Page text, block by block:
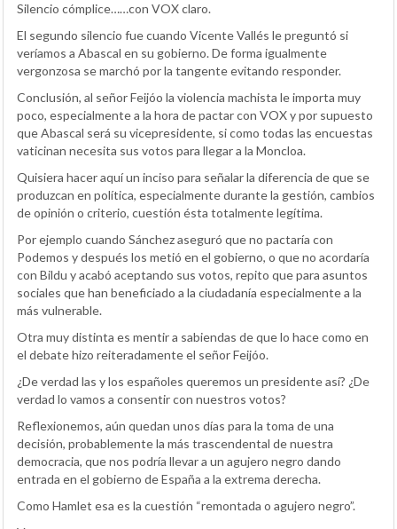
Silencio cómplice……con VOX claro.
El segundo silencio fue cuando Vicente Vallés le preguntó si
veríamos a Abascal en su gobierno. De forma igualmente
vergonzosa se marchó por la tangente evitando responder.
Conclusión, al señor Feijóo la violencia machista le importa muy
poco, especialmente a la hora de pactar con VOX y por supuesto
que Abascal será su vicepresidente, si como todas las encuestas
vaticinan necesita sus votos para llegar a la Moncloa.
Quisiera hacer aquí un inciso para señalar la diferencia de que se
produzcan en política, especialmente durante la gestión, cambios
de opinión o criterio, cuestión ésta totalmente legítima.
Por ejemplo cuando Sánchez aseguró que no pactaría con
Podemos y después los metió en el gobierno, o que no acordaría
con Bildu y acabó aceptando sus votos, repito que para asuntos
sociales que han beneficiado a la ciudadanía especialmente a la
más vulnerable.
Otra muy distinta es mentir a sabiendas de que lo hace como en
el debate hizo reiteradamente el señor Feijóo.
¿De verdad las y los españoles queremos un presidente así? ¿De
verdad lo vamos a consentir con nuestros votos?
Reflexionemos, aún quedan unos días para la toma de una
decisión, probablemente la más trascendental de nuestra
democracia, que nos podría llevar a un agujero negro dando
entrada en el gobierno de España a la extrema derecha.
Como Hamlet esa es la cuestión “remontada o agujero negro”.